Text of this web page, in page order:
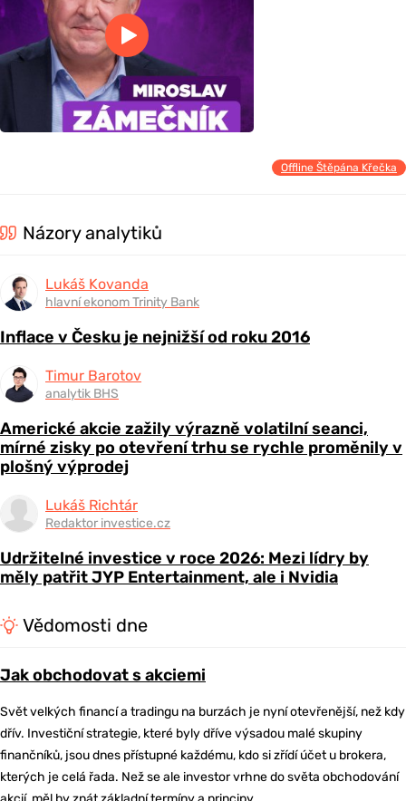
Offline Štěpána Křečka
Názory analytiků
Lukáš Kovanda
hlavní ekonom Trinity Bank
Inflace v Česku je nejnižší od roku 2016
Timur Barotov
analytik BHS
Americké akcie zažily výrazně volatilní seanci,
mírné zisky po otevření trhu se rychle proměnily v
plošný výprodej
Lukáš Richtár
Redaktor investice.cz
Udržitelné investice v roce 2026: Mezi lídry by
měly patřit JYP Entertainment, ale i Nvidia
Vědomosti dne
Jak obchodovat s akciemi
Svět velkých financí a tradingu na burzách je nyní otevřenější, než kdy
dřív. Investiční strategie, které byly dříve výsadou malé skupiny
finančníků, jsou dnes přístupné každému, kdo si zřídí účet u brokera,
kterých je celá řada. Než se ale investor vrhne do světa obchodování